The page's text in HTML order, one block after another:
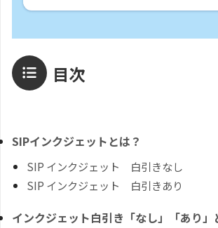
目次
SIPインクジェットとは？
SIP インクジェット 白引きなし
SIP インクジェット 白引きあり
インクジェット白引き「なし」「あり